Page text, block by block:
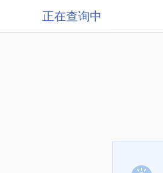
正在查询中